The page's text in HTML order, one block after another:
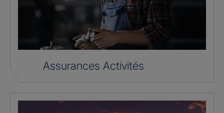
Assurances Activités